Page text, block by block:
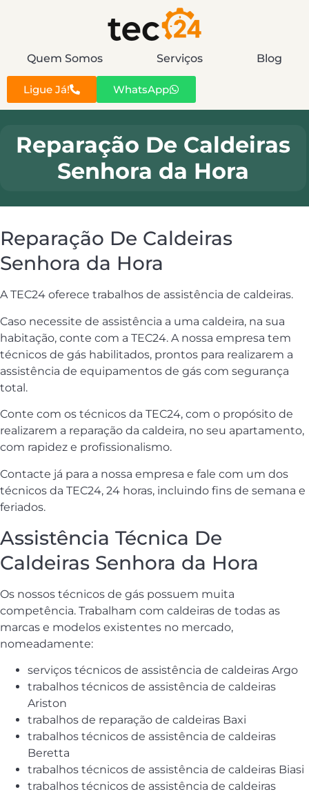
Quem Somos Serviços Blog
Ligue Já! WhatsApp
Reparação De Caldeiras
Senhora da Hora
Reparação De Caldeiras
Senhora da Hora
A TEC24 oferece trabalhos de assistência de caldeiras.
Caso necessite de assistência a uma caldeira, na sua
habitação, conte com a TEC24. A nossa empresa tem
técnicos de gás habilitados, prontos para realizarem a
assistência de equipamentos de gás com segurança
total.
Conte com os técnicos da TEC24, com o propósito de
realizarem a reparação da caldeira, no seu apartamento,
com rapidez e profissionalismo.
Contacte já para a nossa empresa e fale com um dos
técnicos da TEC24, 24 horas, incluindo fins de semana e
feriados.
Assistência Técnica De
Caldeiras Senhora da Hora
Os nossos técnicos de gás possuem muita
competência. Trabalham com caldeiras de todas as
marcas e modelos existentes no mercado,
nomeadamente:
serviços técnicos de assistência de caldeiras Argo
trabalhos técnicos de assistência de caldeiras
Ariston
trabalhos de reparação de caldeiras Baxi
trabalhos técnicos de assistência de caldeiras
Beretta
trabalhos técnicos de assistência de caldeiras Biasi
trabalhos técnicos de assistência de caldeiras